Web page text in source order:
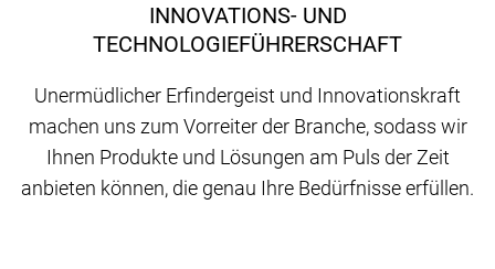
INNOVATIONS- UND
TECHNOLOGIEFÜHRERSCHAFT
Unermüdlicher Erfindergeist und Innovationskraft
machen uns zum Vorreiter der Branche, sodass wir
Ihnen Produkte und Lösungen am Puls der Zeit
anbieten können, die genau Ihre Bedürfnisse erfüllen.